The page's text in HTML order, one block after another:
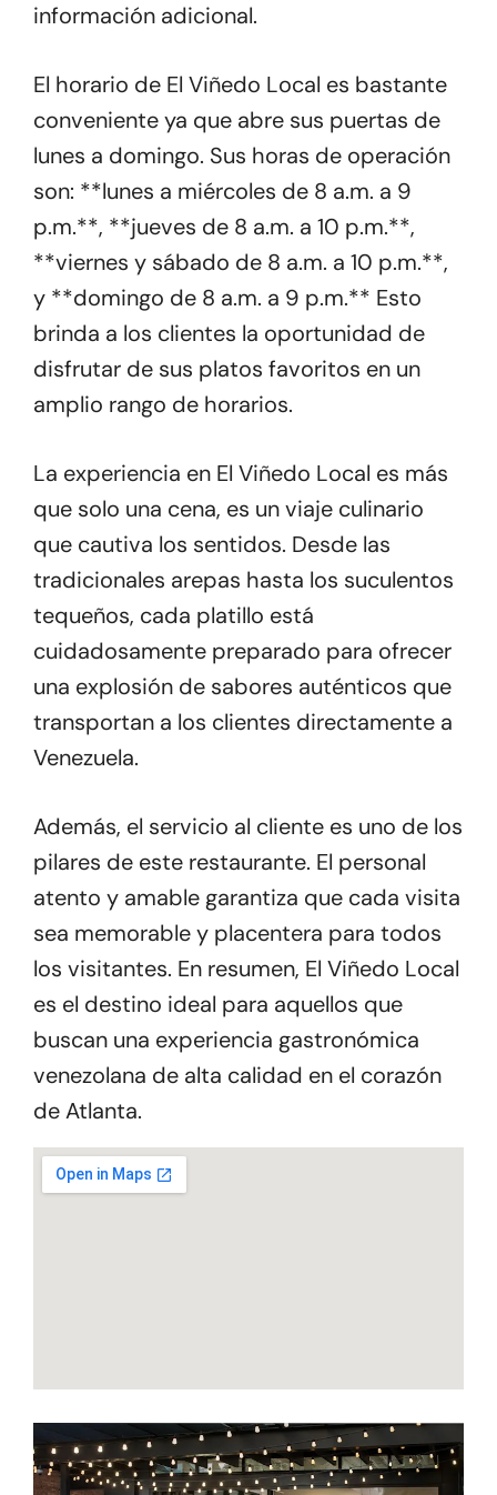
información adicional.
El horario de El Viñedo Local es bastante
conveniente ya que abre sus puertas de
lunes a domingo. Sus horas de operación
son: **lunes a miércoles de 8 a.m. a 9
p.m.**, **jueves de 8 a.m. a 10 p.m.**,
**viernes y sábado de 8 a.m. a 10 p.m.**,
y **domingo de 8 a.m. a 9 p.m.** Esto
brinda a los clientes la oportunidad de
disfrutar de sus platos favoritos en un
amplio rango de horarios.
La experiencia en El Viñedo Local es más
que solo una cena, es un viaje culinario
que cautiva los sentidos. Desde las
tradicionales arepas hasta los suculentos
tequeños, cada platillo está
cuidadosamente preparado para ofrecer
una explosión de sabores auténticos que
transportan a los clientes directamente a
Venezuela.
Además, el servicio al cliente es uno de los
pilares de este restaurante. El personal
atento y amable garantiza que cada visita
sea memorable y placentera para todos
los visitantes. En resumen, El Viñedo Local
es el destino ideal para aquellos que
buscan una experiencia gastronómica
venezolana de alta calidad en el corazón
de Atlanta.